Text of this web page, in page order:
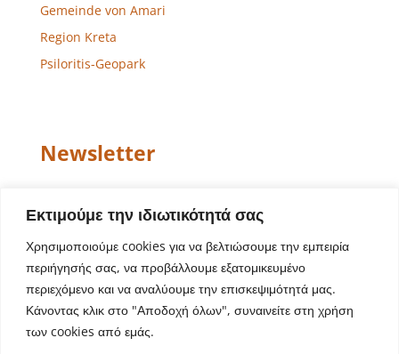
Εκτιμούμε την ιδιωτικότητά σας
Χρησιμοποιούμε cookies για να βελτιώσουμε την εμπειρία
περιήγησής σας, να προβάλλουμε εξατομικευμένο
περιεχόμενο και να αναλύουμε την επισκεψιμότητά μας.
Κάνοντας κλικ στο "Αποδοχή όλων", συναινείτε στη χρήση
των cookies από εμάς.
Gemeinde von Amari
Region Kreta
Psiloritis-Geopark
Newsletter